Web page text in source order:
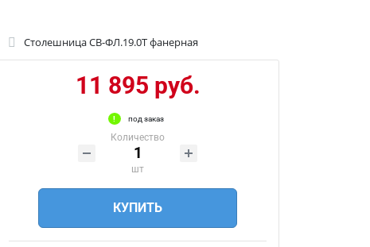
Столешница СВ-ФЛ.19.0Т фанерная
11 895 руб.
под заказ
Количество
шт
КУПИТЬ